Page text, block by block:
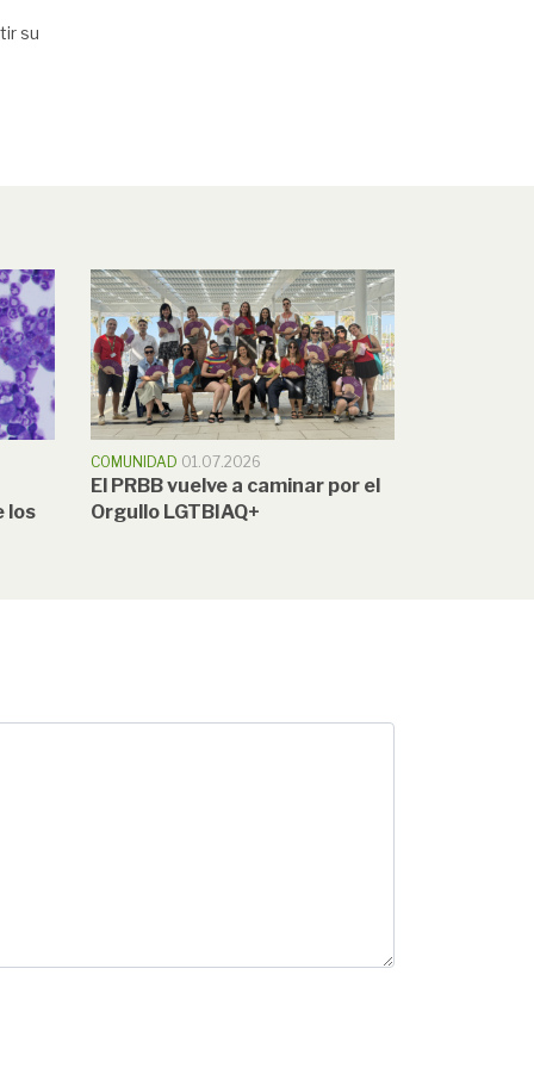
su
los
COMUNIDAD 01.07.2026
El PRBB vuelve a caminar por el
Orgullo LGTBIAQ+